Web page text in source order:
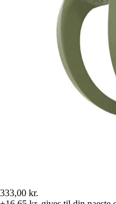
333,00 kr.